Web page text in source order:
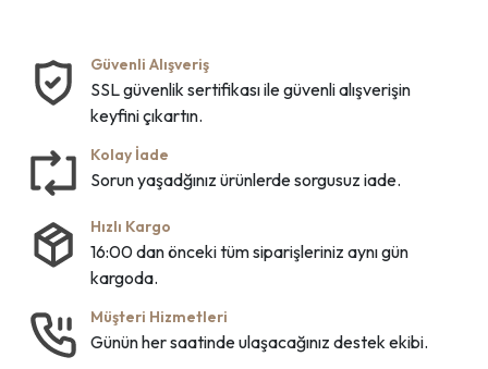
Güvenli Alışveriş
SSL güvenlik sertifikası ile güvenli alışverişin
keyfini çıkartın.
Kolay İade
Sorun yaşadğınız ürünlerde sorgusuz iade.
Hızlı Kargo
16:00 dan önceki tüm siparişleriniz aynı gün
kargoda.
Müşteri Hizmetleri
Günün her saatinde ulaşacağınız destek ekibi.